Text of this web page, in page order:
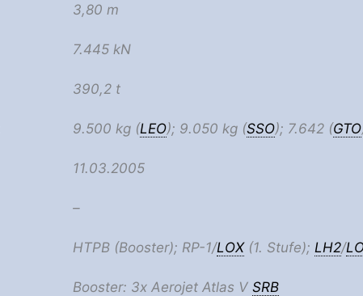
3,80 m
7.445 kN
390,2 t
9.500 kg (LEO); 9.050 kg (SSO); 7.642 (GTO
11.03.2005
–
HTPB (Booster); RP-1/LOX(1. Stufe); LH2/
Booster: 3x Aerojet Atlas V SRB